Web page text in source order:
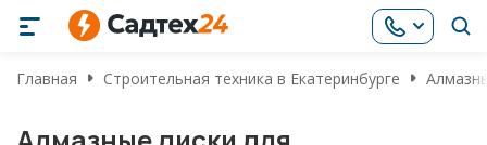
Главная Строительная техника в Екатеринбурге